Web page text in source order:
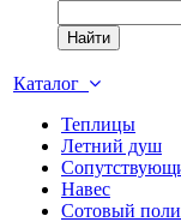
Найти
Каталог
Теплицы
Летний душ
Навес
Сотовый